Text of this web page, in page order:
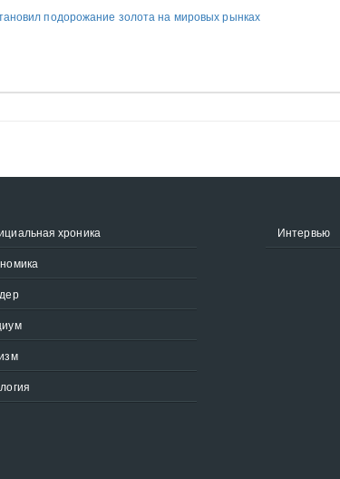
подорожание золота на мировых рынках
хроника
Интервью